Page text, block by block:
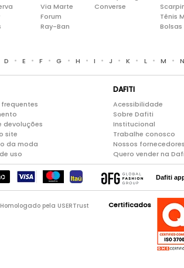
Via Marte
Forum
Ray-Ban
Converse
Tênis
Bolsas
D • E • F • G • H • I • J • K • L • M • N
devoluções
site
da moda
uso
DAFITI
Acessibilidade
Sobre Dafiti
Institucional
Trabalhe conosco
Nossos fornecedores
Quero vender na
Dafiti
pela USERTrust
Certificados